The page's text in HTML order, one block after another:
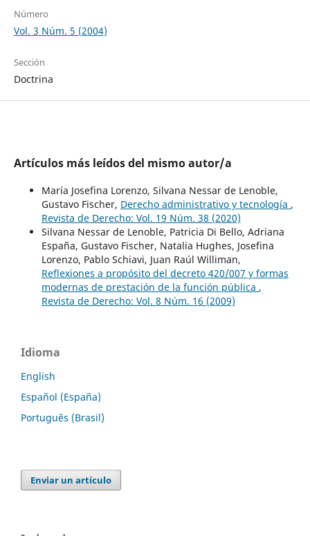
Número
Vol. 3 Núm. 5 (2004)
Sección
Doctrina
Artículos más leídos del mismo autor/a
María Josefina Lorenzo, Silvana Nessar de Lenoble,
Gustavo Fischer, Derecho administrativo y tecnología ,
Revista de Derecho: Vol. 19 Núm. 38 (2020)
Silvana Nessar de Lenoble, Patricia Di Bello, Adriana
España, Gustavo Fischer, Natalia Hughes, Josefina
Lorenzo, Pablo Schiavi, Juan Raúl Williman,
Reflexiones a propósito del decreto 420/007 y formas
modernas de prestación de la función pública ,
Revista de Derecho: Vol. 8 Núm. 16 (2009)
Idioma
English
Español (España)
Português (Brasil)
Enviar un artículo